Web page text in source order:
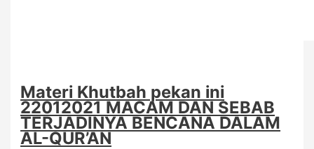
Materi Khutbah pekan ini
22012021 MACAM DAN SEBAB
TERJADINYA BENCANA DALAM
AL-QUR’AN